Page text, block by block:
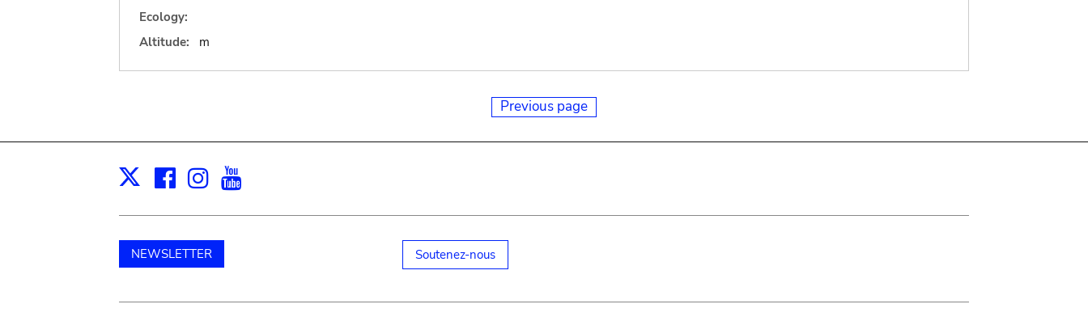
Ecology:
Altitude:
m
Previous page
X Facebook
Instagram
NEWSLETTER Soutenez-nous